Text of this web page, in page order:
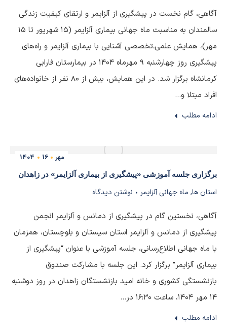
آگاهی، گام نخست در پیشگیری از آلزایمر و ارتقای کیفیت زندگی
سالمندان به مناسبت ماه جهانی بیماری آلزایمر (۱۵ شهریور تا ۱۵
مهر)، همایش علمی‌ـ‌تخصصی آشنایی با بیماری آلزایمر و راه‌های
پیشگیری روز چهارشنبه ۹ مهرماه ۱۴۰۴ در بیمارستان فارابی
کرمانشاه برگزار شد. در این همایش، بیش از ۸۰ نفر از خانواده‌های
افراد مبتلا و…
ادامه مطلب
مهر 16
1404
برگزاری جلسه آموزشی «پیشگیری از بیماری آلزایمر» در زاهدان
استان ها, ماه جهانی آلزایمر نوشتن دیدگاه
آگاهی، نخستین گام در پیشگیری از دمانس و آلزایمر انجمن
پیشگیری از دمانس و آلزایمر استان سیستان و بلوچستان، همزمان
با ماه جهانی اطلاع‌رسانی، جلسه آموزشی با عنوان “پیشگیری از
بیماری آلزایمر” برگزار کرد. این جلسه با مشارکت صندوق
بازنشستگی کشوری و خانه امید بازنشستگان زاهدان در روز دوشنبه
۱۴ مهر ۱۴۰۴، ساعت ۱۶:۳۰ در…
ادامه مطلب